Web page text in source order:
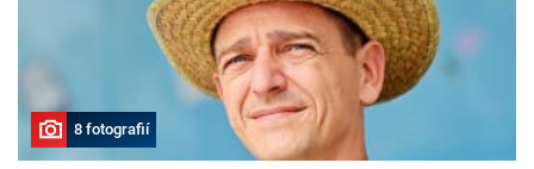
8 fotografií